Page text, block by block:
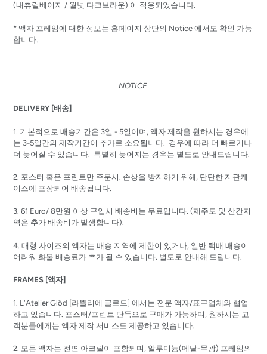
(내츄럴베이지 / 월넛 다크브라운) 이 적용되었습니다.
* 액자 프레임에 대한 정보는 홈페이지 상단의 Notice 에서도 확인 가능
합니다.
NOTICE
DELIVERY [배송]
1. 기본적으로 배송기간은 3일 - 5일이며, 액자 제작을 원하시는 경우에
는 3-5일간의 제작기간이 추가로 소요됩니다. 경우에 따라 더 빠르거나
더 늦어질 수 있습니다. 특별히 늦어지는 경우는 별도로 안내드립니다.
2. 포스터 혹은 프린트만 주문시. 손상을 방지하기 위해 , 단단한 지관케
이스에 포장되어 배송됩니다.
3. 61 Euro/ 8만원 이상 구입시 배송비는 무료입니다. (제주도 및 산간지
역은 추가 배송비가 발생합니다).
4. 대형 사이즈의 액자는 배송 지역에 제한이 있거나, 일반 택배 배송이
어려워 화물 배송료가 추가 될 수 있습니다. 별도로 안내해 드립니다.
FRAMES [액자]
1. L'Atelier Glöd [라뜰리에 글로드] 에서는 전문 액자/표구업체와 협업
하고 있습니다. 포스터/프린트 단독으로 구매가 가능하며, 원하시는 고
객분들에게는 액자 제작 서비스도 제공하고 있습니다.
2. 모든 액자는 전면 아크릴이 포함되며, 알루미늄(메탈-무광) 프레임의